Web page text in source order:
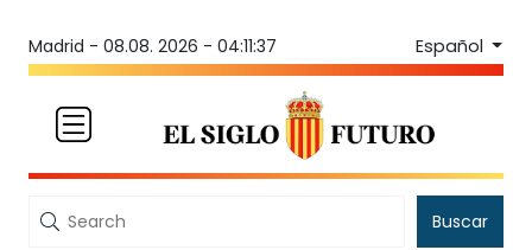
Madrid - 08.08. 2026 - 04:11:37 Español
Buscar